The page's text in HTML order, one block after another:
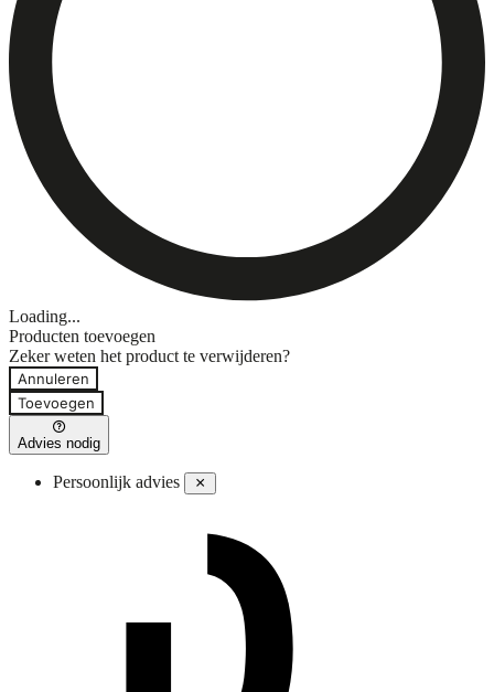
Loading...
Producten toevoegen
Zeker weten het product te verwijderen?
Annuleren
Toevoegen
Advies nodig
Persoonlijk advies